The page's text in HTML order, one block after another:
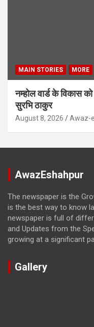
MAIN STORIES MORE
नम्होल वार्ड के विकास
सुरभि ठाकुर
August 8, 2026 Awaz-
AwazEshahpur
The newspaper is the
is the best way to know
newspaper is full of
and Updates from the
growing at a significant
Gallery